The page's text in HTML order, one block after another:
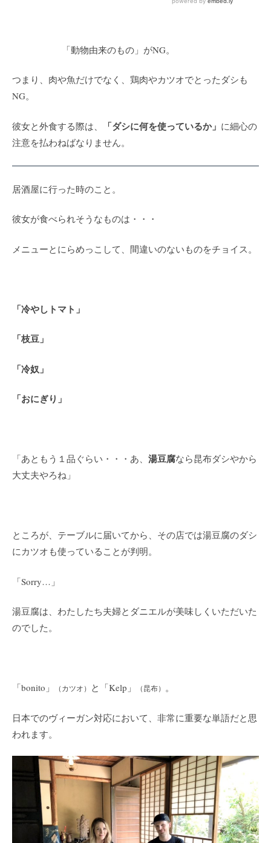
「動物由来のもの」がNG。
つまり、肉や魚だけでなく、鶏肉やカツオでとったダシも
NG。
彼女と外食する際は、 「ダシに何を使っているか」 に細心の
注意を払わねばなりません。
居酒屋に行った時のこと。
彼女が食べられそうなものは・・・
メニューとにらめっこして、間違いのないものをチョイス。
「冷やしトマト」
「枝豆」
「冷奴」
「おにぎり」
「あともう１品ぐらい・・・あ、 湯豆腐なら昆布ダシやから
大丈夫やろね」
ところが、テーブルに届いてから、その店では湯豆腐のダシ
にカツオも使っていることが判明。
「Sorry…」
湯豆腐は、わたしたち夫婦とダニエルが美味しくいただいた
のでした。
「bonito」 （カツオ） と「Kelp」 （昆布） 。
日本でのヴィーガン対応において、非常に重要な単語だと思
われます。